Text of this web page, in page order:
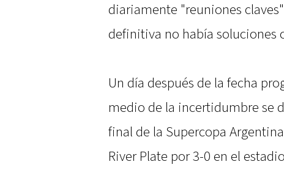
diariamente "reuniones
definitiva no había soluciones
Un día después de la fecha
medio de la incertidumbre se
final de la Supercopa
River Plate por 3-0 en el